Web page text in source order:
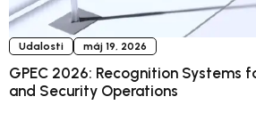
Udalosti máj 19, 2026
GPEC 2026: Recognition Systems
and Security Operations